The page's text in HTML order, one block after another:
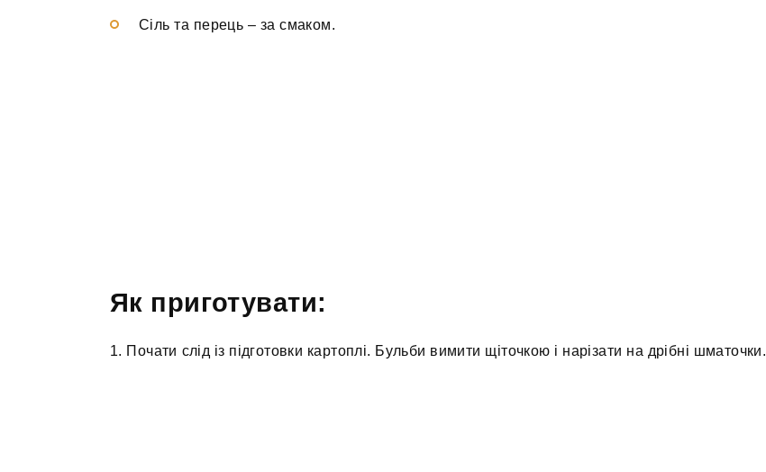
Сіль та перець – за смаком.
Як приготувати:
1. Почати слід із підготовки картоплі. Бульби вимити щіточкою і нарізати на дрібні шматочки.